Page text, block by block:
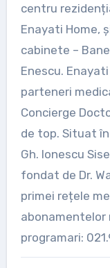
centru
Enayati Home,
cabinete –
Enescu.
parteneri
Concierge
de top. Situat
Gh. Ionescu
fondat de Dr.
primei rețele
abonamentelor
programari: